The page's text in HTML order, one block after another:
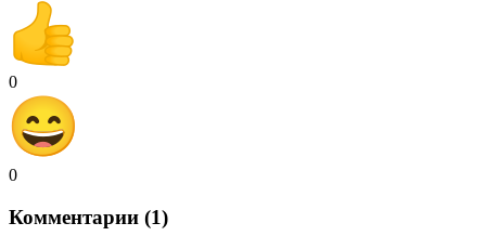
0
0
Комментарии (1)